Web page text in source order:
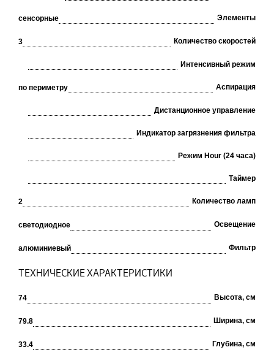
сенсорные Элементы
3 Количество скоростей
Интенсивный режим
по периметру Аспирация
Дистанционное управление
Индикатор загрязнения фильтра
Режим Hour (24 часа)
Таймер
2 Количество ламп
светодиодное Освещение
алюминиевый Фильтр
ТЕХНИЧЕСКИЕ ХАРАКТЕРИСТИКИ
74 Высота, см
79.8 Ширина, см
33.4 Глубина, см